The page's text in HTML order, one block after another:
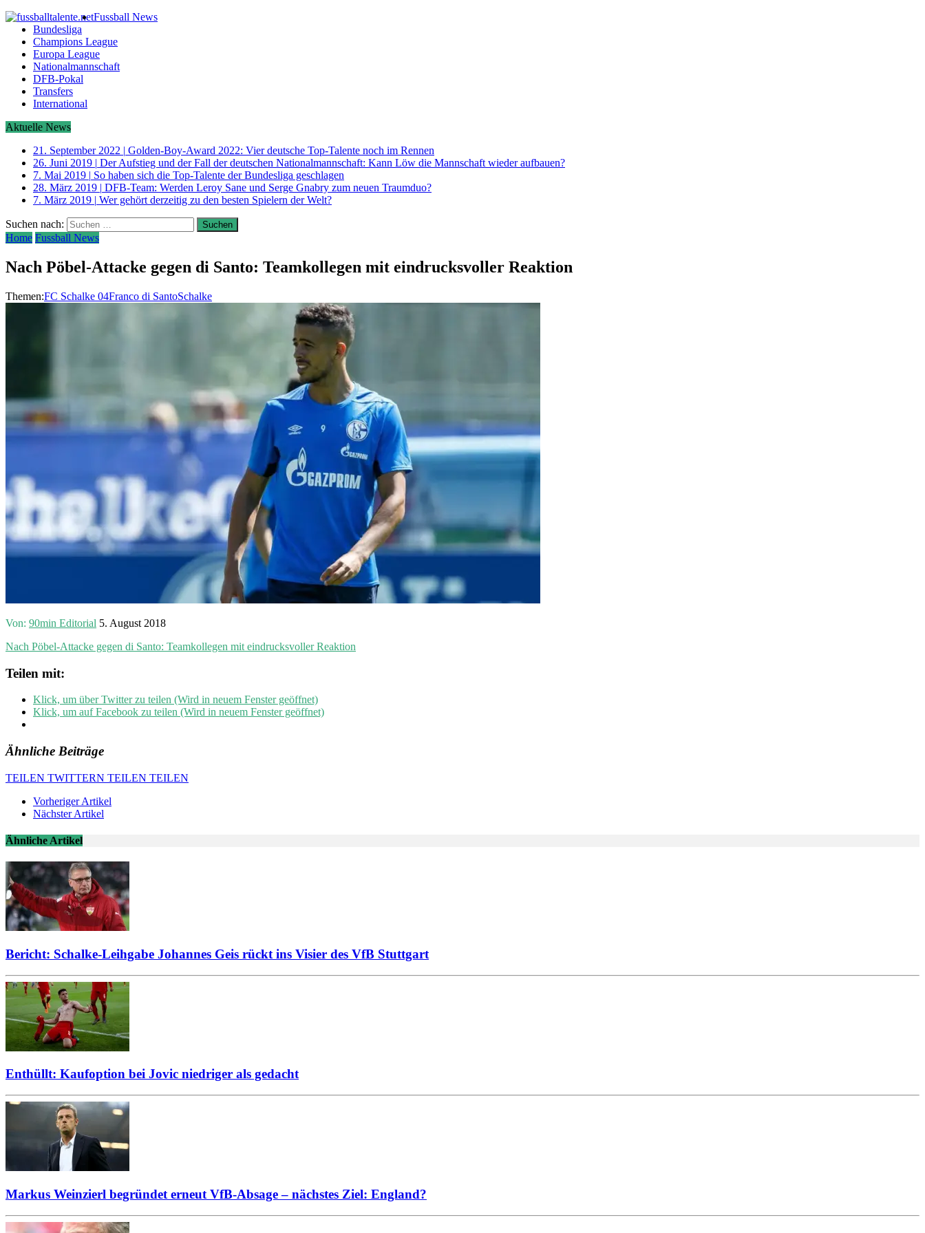
Fussball News
Bundesliga
Champions League
Europa League
Nationalmannschaft
DFB-Pokal
Transfers
International
Aktuelle News
21. September 2022 | Golden-Boy-Award 2022: Vier deutsche Top-Talente noch im Rennen
26. Juni 2019 | Der Aufstieg und der Fall der deutschen Nationalmannschaft: Kann Löw die Mannschaft wieder aufbauen?
7. Mai 2019 | So haben sich die Top-Talente der Bundesliga geschlagen
28. März 2019 | DFB-Team: Werden Leroy Sane und Serge Gnabry zum neuen Traumduo?
7. März 2019 | Wer gehört derzeitig zu den besten Spielern der Welt?
Suchen nach:
Home Fussball News
Nach Pöbel-Attacke gegen di Santo: Teamkollegen mit eindrucksvoller Reaktion
Themen:FC Schalke 04Franco di SantoSchalke
Von: 90min Editorial 5. August 2018
Nach Pöbel-Attacke gegen di Santo: Teamkollegen mit eindrucksvoller Reaktion
Teilen mit:
Klick, um über Twitter zu teilen (Wird in neuem Fenster geöffnet)
Klick, um auf Facebook zu teilen (Wird in neuem Fenster geöffnet)
Ähnliche Beiträge
TEILEN TWITTERN TEILEN TEILEN
Vorheriger Artikel
Nächster Artikel
Ähnliche Artikel
Bericht: Schalke-Leihgabe Johannes Geis rückt ins Visier des VfB Stuttgart
Enthüllt: Kaufoption bei Jovic niedriger als gedacht
Markus Weinzierl begründet erneut VfB-Absage – nächstes Ziel: England?